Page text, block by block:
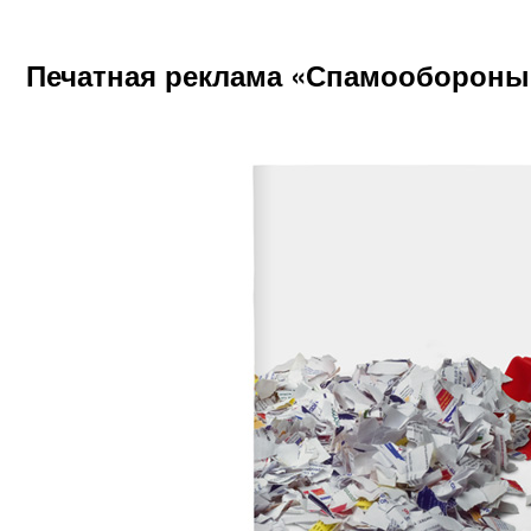
Печатная реклама